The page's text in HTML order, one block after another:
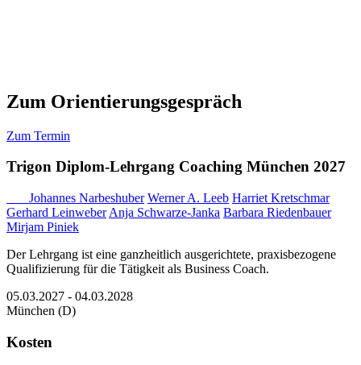
Zum Orientierungsgespräch
Zum Termin
Trigon Diplom-Lehrgang Coaching München 2027
Johannes Narbeshuber Werner A. Leeb Harriet Kretschmar
Gerhard Leinweber Anja Schwarze-Janka Barbara Riedenbauer
Mirjam Piniek
Der Lehrgang ist eine ganzheitlich ausgerichtete, praxisbezogene
Qualifizierung für die Tätigkeit als Business Coach.
05.03.2027 - 04.03.2028
München (D)
Kosten